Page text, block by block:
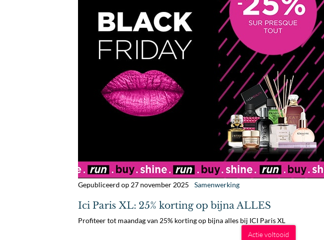
Gepubliceerd op 27 november 2025 Samenwerking
Ici Paris XL: 25% korting op bijna ALLES
Profiteer tot maandag van 25% korting op bijna alles bij ICI Paris XL
Actie voltooid